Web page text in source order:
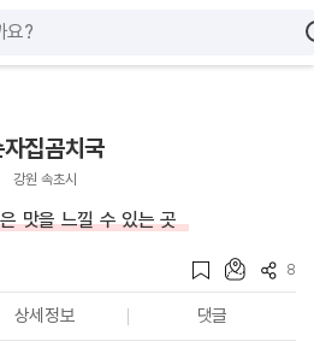
집곰치국
강원 속초시
맛을 느낄 수 있는 곳
8
상세정보 댓글